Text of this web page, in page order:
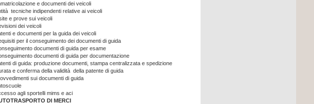
e documenti dei veicoli
tecniche indipendenti relative ai veicoli
e prove sui veicoli
dei veicoli
e documenti per la guida dei veicoli
per il conseguimento dei documenti di guida
documenti di guida per esame
documenti di guida per documentazione
di guida: produzione documenti, stampa centralizzata e spedizione
e conferma della validità della patente di guida
sui documenti di guida
agli sportelli mims e aci
DI MERCI